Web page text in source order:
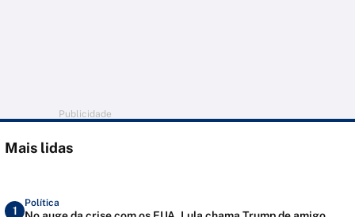
Publicidade
Mais lidas
1
Política